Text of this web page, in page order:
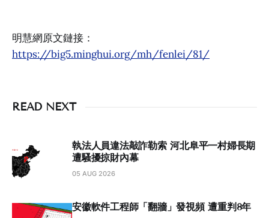
明慧網原文鏈接：
https://big5.minghui.org/mh/fenlei/81/
READ NEXT
執法人員違法敲詐勒索 河北阜平一村婦長期
遭騷擾掠財內幕
05 AUG 2026
安徽軟件工程師「翻牆」發視頻 遭重判8年